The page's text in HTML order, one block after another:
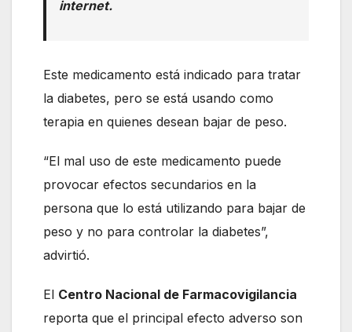
internet.
Este medicamento está indicado para tratar
la diabetes, pero se está usando como
terapia en quienes desean bajar de peso.
“El mal uso de este medicamento puede
provocar efectos secundarios en la
persona que lo está utilizando para bajar de
peso y no para controlar la diabetes”,
advirtió.
El Centro Nacional de Farmacovigilancia
reporta que el principal efecto adverso son